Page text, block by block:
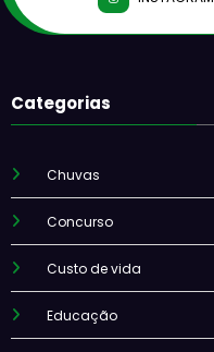
Categorias
Chuvas
Concurso
Custo de vida
Educação